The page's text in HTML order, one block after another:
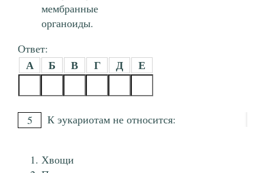
мембранные
органоиды.
Ответ:
А Б В Г Д Е
5 К эукариотам не относится:
Хвощи